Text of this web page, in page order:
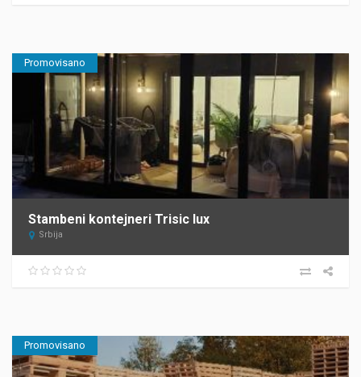
Promovisano
Stambeni kontejneri Trisic lux
Srbija
Promovisano